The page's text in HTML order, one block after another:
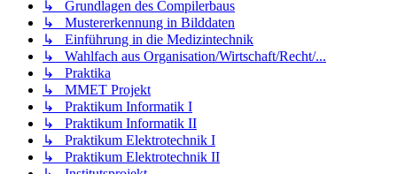
↳ Grundlagen des Compilerbaus
↳ Mustererkennung in Bilddaten
↳ Einführung in die Medizintechnik
↳ Wahlfach aus Organisation/Wirtschaft/Recht/...
↳ Praktika
↳ MMET Projekt
↳ Praktikum Informatik I
↳ Praktikum Informatik II
↳ Praktikum Elektrotechnik I
↳ Praktikum Elektrotechnik II